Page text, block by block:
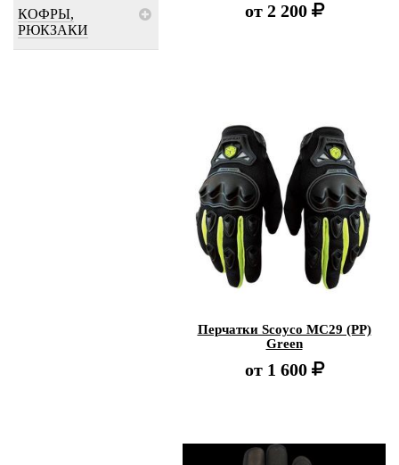
КОФРЫ,
РЮКЗАКИ
от 2 200
Перчатки Scoyco MC29 (PP)
Green
от 1 600